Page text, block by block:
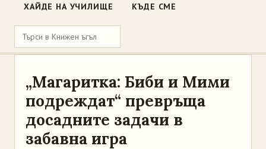
ХАЙДЕ НА УЧИЛИЩЕ КЪДЕ СМЕ
„Магаритка: Биби и Мими
подреждат“ превръща
досадните задачи в
забавна игра